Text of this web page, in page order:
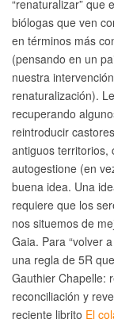
“renaturalizar” que
biólogas que ven
en términos más
(pensando en un
nuestra
renaturalización).
recuperando
reintroducir
antiguos territorios,
autogestione (en
buena idea. Una
requiere que los
nos situemos de
Gaia. Para “volver
una regla de 5R
Gauthier Chapelle:
reconciliación y
reciente librito El